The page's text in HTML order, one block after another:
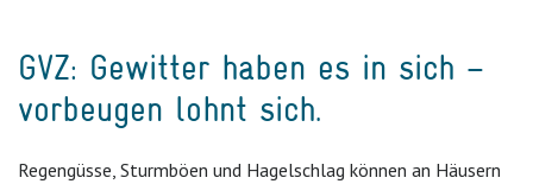
GVZ: Gewitter haben es in sich –
vorbeugen lohnt sich.
Regengüsse, Sturmböen und Hagelschlag können an Häusern